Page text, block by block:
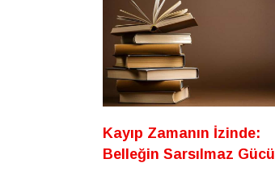
Kayıp Zamanın İzinde:
Belleğin Sarsılmaz Gücü